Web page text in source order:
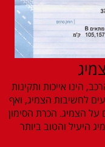
הינו אייכות ותקינות
לחשיבות הצמיג, ואף
על הצמיג. הכרת הסימון
היעיל והטוב ביותר